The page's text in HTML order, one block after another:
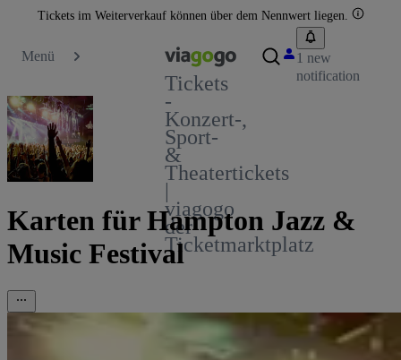
Tickets im Weiterverkauf können über dem Nennwert liegen.
Menü
Tickets
-
Konzert-,
Sport-
&
Theatertickets
|
viagogo
der
Ticketmarktplatz
1 new
notification
Karten für Hampton Jazz &
Music Festival